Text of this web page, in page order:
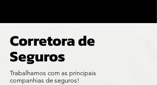
Corretora de
Seguros
Trabalhamos com as principais
companhias de seguros!